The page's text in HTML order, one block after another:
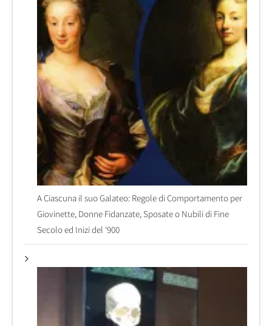
A Ciascuna il suo Galateo: Regole di Comportamento per
Giovinette, Donne Fidanzate, Sposate o Nubili di Fine
Secolo ed Inizi del ‘900